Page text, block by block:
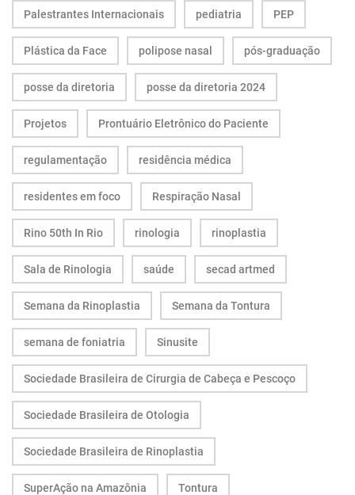
Palestrantes Internacionais pediatria PEP
Plástica da Face polipose nasal pós-graduação
posse da diretoria posse da diretoria 2024
Projetos Prontuário Eletrônico do Paciente
regulamentação residência médica
residentes em foco Respiração Nasal
Rino 50th In Rio rinologia rinoplastia
Sala de Rinologia saúde secad artmed
Semana da Rinoplastia Semana da Tontura
semana de foniatria Sinusite
Sociedade Brasileira de Cirurgia de Cabeça e Pescoço
Sociedade Brasileira de Otologia
Sociedade Brasileira de Rinoplastia
SuperAção na Amazônia Tontura